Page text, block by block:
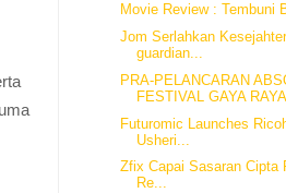
Movie Review : Tembuni
Jom Serlahkan
guardian...
PRA-PELANCARAN
FESTIVAL GAYA
Futuromic Launches
Usheri...
Zfix Capai Sasaran Cipta
Re...